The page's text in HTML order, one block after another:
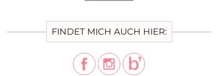
FINDET MICH AUCH HIER: